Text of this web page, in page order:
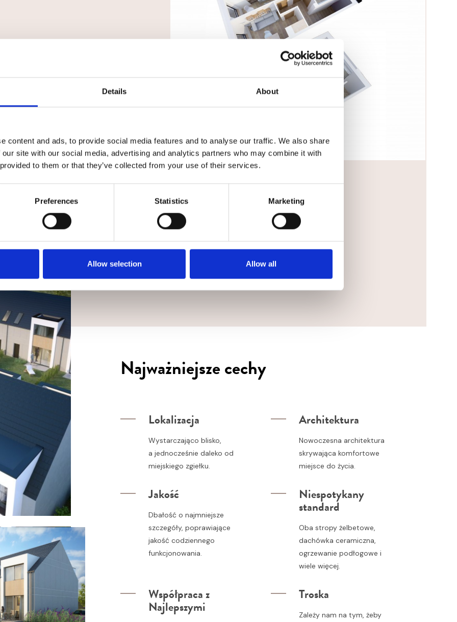
Details About
content and ads, to provide social media features and to analyse our traffic. We also share
site with our social media, advertising and analytics partners who may combine it with
to them or that they’ve collected from your use of their services.
Preferences Statistics Marketing
Allow selection Allow all
współpracy
za sobą
oddanej
i komfortowe
etapie
potrzeb!
Najważniejsze cechy
Lokalizacja
Wystarczająco blisko,
a jednocześnie daleko od
miejskiego zgiełku.
Architektura
Nowoczesna architektura
skrywająca komfortowe
miejsce do życia.
Jakość
Dbałość o najmniejsze
szczegóły, poprawiające
jakość codziennego
funkcjonowania.
Niespotykany
standard
Oba stropy żelbetowe,
dachówka ceramiczna,
ogrzewanie podłogowe i
wiele więcej.
Współpraca z
Najlepszymi
Troska
Zależy nam na tym, żeby
Zapytaj o mieszkanie